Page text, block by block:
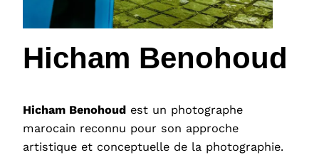
Hicham Benohoud
Hicham Benohoud est un photographe
marocain reconnu pour son approche
artistique et conceptuelle de la photographie.